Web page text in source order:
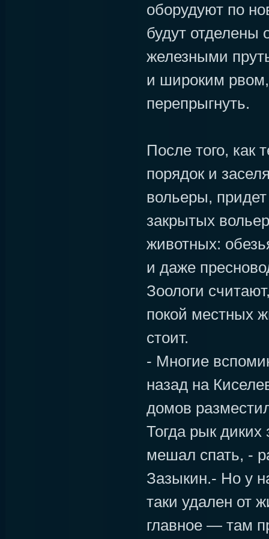
оборудуют по
будут отделены
железными
и широким рвом,
перепрыгнуть.
После того, как
порядок и
вольеры,
закрытых
животных:
и даже
Зоологи
покой местных
стоит.
- Многие
назад на
домов
Тогда рык
мешал спать, -
Зазыкин.- Но у
таки удален от
главное — там